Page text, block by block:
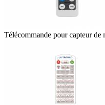
Télécommande pour capteur